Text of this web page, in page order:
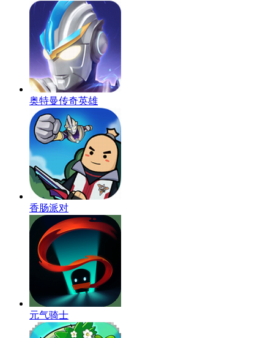
奥特曼传奇英雄
香肠派对
元气骑士